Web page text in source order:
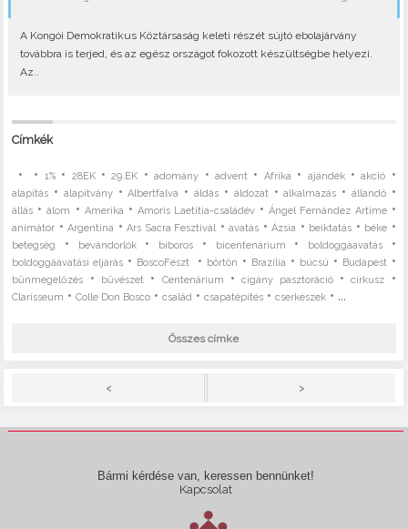
A Kongói Demokratikus Köztársaság keleti részét sújtó ebolajárvány
továbbra is terjed, és az egész országot fokozott készültségbe helyezi.
Az..
Címkék
• • 1%• 28EK•29.EK •adomány •advent • Afrika • ajándék•akció •
alapítás • alapítvány•Albertfalva •áldás • áldozat •alkalmazás • állandó•
állás •álom • Amerika • Amoris Laetitia-családév •Ángel Fernández Artime•
animátor •Argentína •Ars Sacra Fesztivál •avatás •Ázsia • beiktatás • béke •
betegség • bevándorlók• bíboros • bicentenárium • boldoggáavatás•
boldoggáavatási eljárás • BoscoFeszt • börtön • Brazília • búcsú • Budapest •
bűnmegelőzés • bűvészet • Centenárium •cigány pasztoráció•cirkusz •
Clarisseum •Colle Don Bosco •család •csapatépítés •cserkészek • ...
Összes címke
< >
Bármi kérdése van, keressen bennünket!
Kapcsolat